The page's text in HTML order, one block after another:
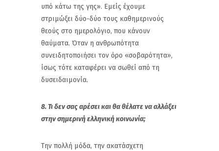
υπό κάτω της γης». Εμείς έχουμε
στριμώξει δύο-δύο τους καθημερινούς
θεούς στο ημερολόγιο, που κάνουν
θαύματα. Όταν η ανθρωπότητα
συνειδητοποιήσει τον όρο «σοβαρότητα»,
ίσως τότε καταφέρει να σωθεί από τη
δυσειδαιμονία.
8. Τι δεν σας αρέσει και θα θέλατε να αλλάξει
στην σημερινή ελληνική κοινωνία;
Την πολλή μόδα, την ακατάσχετη